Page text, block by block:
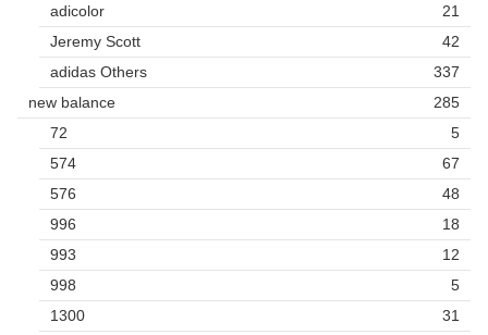
adicolor
21
Jeremy Scott
42
adidas Others
337
new balance
285
72
5
574
67
576
48
996
18
993
12
998
5
1300
31